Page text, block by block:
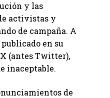
y las
activistas y
de campaña. A
en su
(antes Twitter),
inaceptable.
de